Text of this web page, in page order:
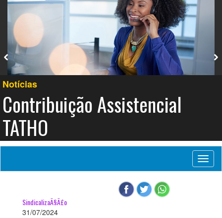
Notícias
Contribuição Assistencial
TATHO
SindicalizaÃ§Ã£o
31/07/2024